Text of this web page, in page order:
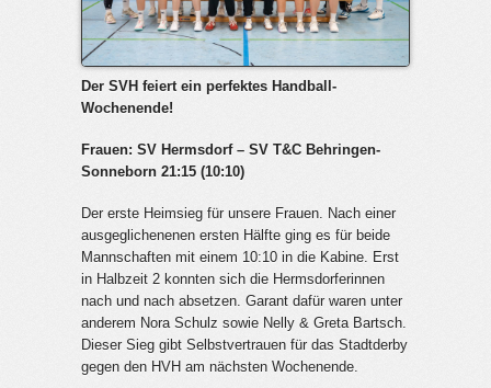
Der SVH feiert ein perfektes Handball-
Wochenende!
Frauen: SV Hermsdorf – SV T&C Behringen-
Sonneborn 21:15 (10:10)
Der erste Heimsieg für unsere Frauen. Nach einer
ausgeglichenenen ersten Hälfte ging es für beide
Mannschaften mit einem 10:10 in die Kabine. Erst
in Halbzeit 2 konnten sich die Hermsdorferinnen
nach und nach absetzen. Garant dafür waren unter
anderem Nora Schulz sowie Nelly & Greta Bartsch.
Dieser Sieg gibt Selbstvertrauen für das Stadtderby
gegen den HVH am nächsten Wochenende.